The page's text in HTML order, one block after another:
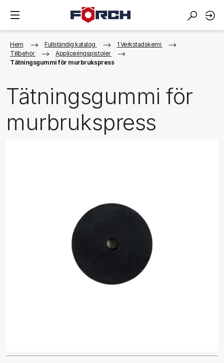
Hem Fullständig katalog
1 Verkstadskemi
Tillbehör
Appliceringspistoler
Tätningsgummi för murbrukspress
Tätningsgummi för
murbrukspress